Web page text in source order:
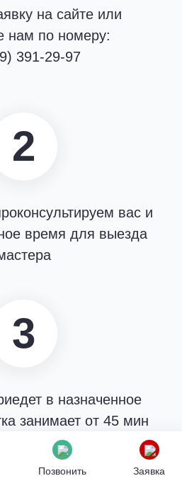
на сайте или
нам по номеру:
391-29-97
2
вас и
время для выезда
3
в назначенное
занимает от 45 мин
Позвонить Заявка